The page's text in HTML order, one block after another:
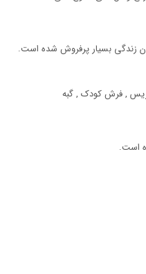
زندگی بسیار پرفروش شده است.
, فرش کودک , گبه
است.